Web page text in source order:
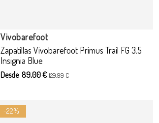
Zapatillas Vivobarefoot Primus Trail FG 3.5
Insignia Blue
Vivobarefoot
Desde 89,00 €129,99 €
-22%